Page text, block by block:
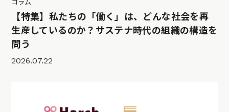
コラム
【特集】私たちの「働く」は、どんな社会を再
生産しているのか？サステナ時代の組織の構造を
問う
2026.07.22